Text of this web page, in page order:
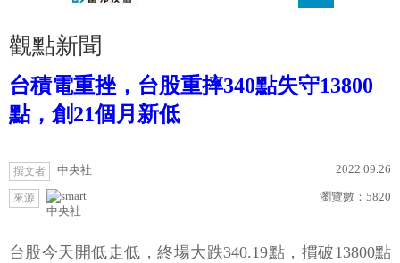
觀點新聞
台積電重挫，台股重摔340點失守13800
點，創21個月新低
撰文者 中央社 2022.09.26
來源
中央社
瀏覽數： 5820
台股今天開低走低，終場大跌340.19點，摜破13800點